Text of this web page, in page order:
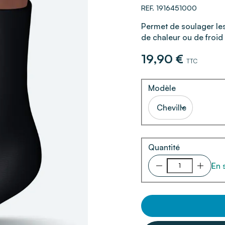
REF. 1916451000
Permet de soulager
de chaleur ou de
19,90 € TTC
Modèle
Cheville
Quantité
En